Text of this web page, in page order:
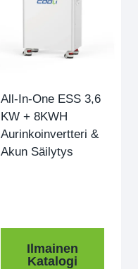
All-In-One ESS 3,6
KW + 8KWH
Aurinkoinvertteri &
Akun Säilytys
Ilmainen
Katalogi